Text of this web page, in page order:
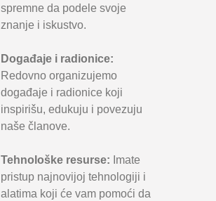
spremne da podele svoje
znanje i iskustvo.
Dogаđаje i radionice:
Redovno organizujemo
događaje i radionice koji
inspirišu, edukuju i povezuju
naše članove.
Tehnološke resurse: Imate
pristup najnovijoj tehnologiji i
alatima koji će vam pomoći da